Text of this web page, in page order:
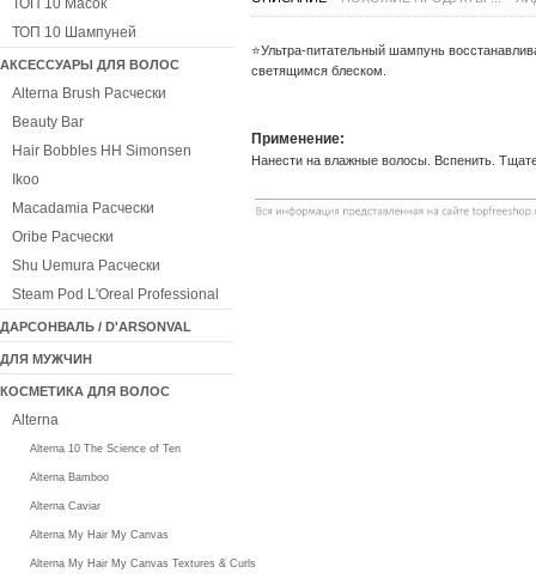
⭐️Ультра-питательный шампунь
светящимся блеском.
Применение:
Нанести на влажные волосы. Вспенить.
ТОП 10 Шампуней
АКСЕССУАРЫ ДЛЯ ВОЛОС
Alterna Brush Расчески
Beauty Bar
Hair Bobbles HH Simonsen
Ikoo
Macadamia Расчески
Oribe Расчески
Shu Uemura Расчески
Steam Pod L'Oreal Professional
ДАРСОНВАЛЬ / D'ARSONVAL
ДЛЯ МУЖЧИН
КОСМЕТИКА ДЛЯ ВОЛОС
Alterna
Alterna 10 The Science of Ten
Alterna Bamboo
Alterna Caviar
Alterna My Hair My Canvas
Alterna My Hair My Canvas Textures & Curls